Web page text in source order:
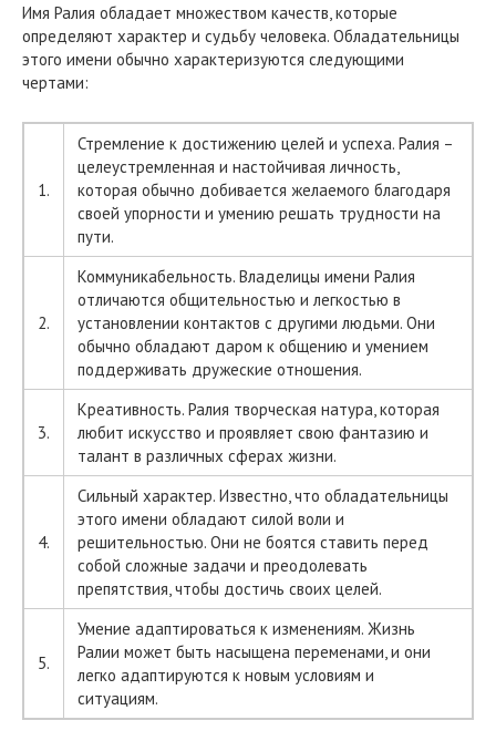
Имя Ралия обладает множеством качеств, которые
определяют характер и судьбу человека. Обладательницы
этого имени обычно характеризуются следующими
чертами:
1.
Стремление к достижению целей и успеха. Ралия –
целеустремленная и настойчивая личность,
которая обычно добивается желаемого благодаря
своей упорности и умению решать трудности на
пути.
2.
Коммуникабельность. Владелицы имени Ралия
отличаются общительностью и легкостью в
установлении контактов с другими людьми. Они
обычно обладают даром к общению и умением
поддерживать дружеские отношения.
3.
Креативность. Ралия творческая натура, которая
любит искусство и проявляет свою фантазию и
талант в различных сферах жизни.
4.
Сильный характер. Известно, что обладательницы
этого имени обладают силой воли и
решительностью. Они не боятся ставить перед
собой сложные задачи и преодолевать
препятствия, чтобы достичь своих целей.
5.
Умение адаптироваться к изменениям. Жизнь
Ралии может быть насыщена переменами, и они
легко адаптируются к новым условиям и
ситуациям.